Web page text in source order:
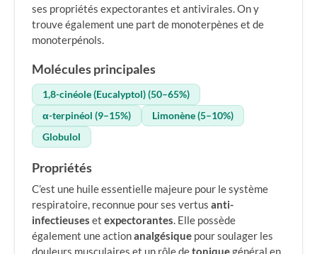
ses propriétés expectorantes et antivirales. On y
trouve également une part de monoterpènes et de
monoterpénols.
Molécules principales
1,8-cinéole (Eucalyptol) (50–65%)
α-terpinéol (9–15%)
Limonène (5–10%)
Globulol
Propriétés
C’est une huile essentielle majeure pour le système
respiratoire, reconnue pour ses vertus anti-
infectieuses et expectorantes. Elle possède
également une actionanalgésique pour soulager les
douleurs musculaires et un rôle detoniquegénéral en